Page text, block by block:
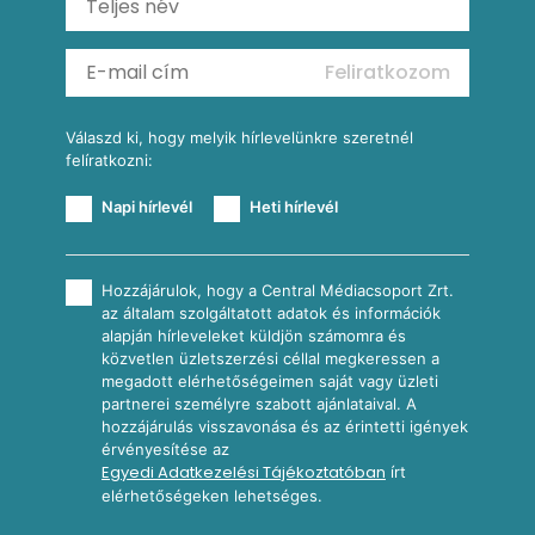
Reggeli receptek
Feliratkozom
Válaszd ki, hogy melyik hírlevelünkre szeretnél
felíratkozni:
Napi hírlevél Heti hírlevél
Hozzájárulok, hogy a Central Médiacsoport Zrt.
az általam szolgáltatott adatok és információk
alapján hírleveleket küldjön számomra és
közvetlen üzletszerzési céllal megkeressen a
megadott elérhetőségeimen saját vagy üzleti
partnerei személyre szabott ajánlataival. A
hozzájárulás visszavonása és az érintetti igények
érvényesítése az
Egyedi Adatkezelési Tájékoztatóban írt
elérhetőségeken lehetséges.